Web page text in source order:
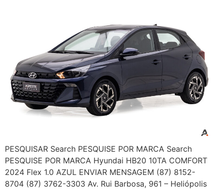
PESQUISAR Search PESQUISE POR MARCA Search
PESQUISE POR MARCA Hyundai HB20 10TA COMFORT
2024 Flex 1.0 AZUL ENVIAR MENSAGEM (87) 8152-
8704 (87) 3762-3303 Av. Rui Barbosa, 961 – Heliópolis